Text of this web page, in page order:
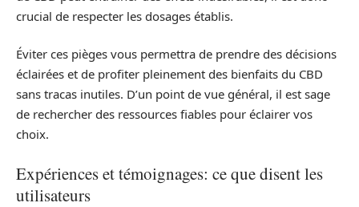
crucial de respecter les dosages établis.
Éviter ces pièges vous permettra de prendre des décisions
éclairées et de profiter pleinement des bienfaits du CBD
sans tracas inutiles. D’un point de vue général, il est sage
de rechercher des ressources fiables pour éclairer vos
choix.
Expériences et témoignages: ce que disent les
utilisateurs